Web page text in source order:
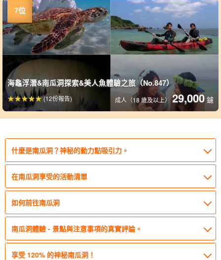
海龜浮潛&南瓜洞探索&美人魚體驗之旅（No.847）
成人（18 歲及以上）29,000 鑢
(12份報告)
什麼是南瓜洞？神秘的動力點吸引力。
在南瓜洞享受的活動清單
如何前往南瓜洞
南瓜洞體驗 - 景點與注意事項的真實評論。
享受 120% 的神秘南瓜洞！